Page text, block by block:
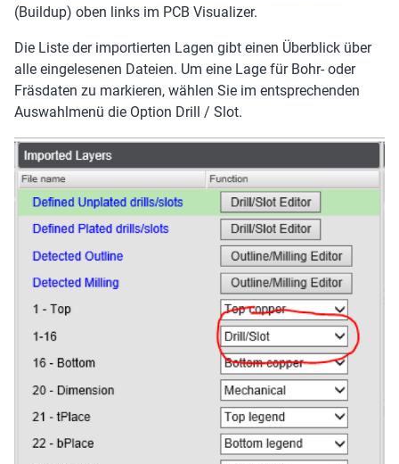
(Buildup) oben links im PCB Visualizer.
Die Liste der importierten Lagen gibt einen Überblick über
alle eingelesenen Dateien. Um eine Lage für Bohr- oder
Fräsdaten zu markieren, wählen Sie im entsprechenden
Auswahlmenü die Option Drill / Slot.